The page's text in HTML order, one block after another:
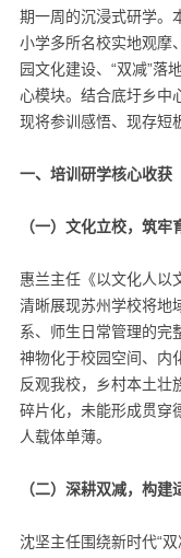
期一周的沉浸式研学。
小学多所名校实地观摩
园文化建设、“双减”落
心模块。结合底圩乡中
现将参训感悟、现存短
一、培训研学核心收获
（一）文化立校，筑牢
惠兰主任《以文化人以
清晰展现苏州学校将地
系、师生日常管理的完
神物化于校园空间、内
反观我校，乡村本土壮
碎片化，未能形成贯穿
人载体单薄。
（二）深耕双减，构
沈坚主任围绕新时代“